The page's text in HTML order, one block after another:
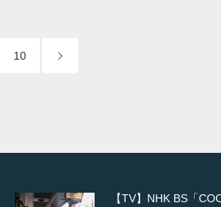
10
【WEB】「猫と焼き